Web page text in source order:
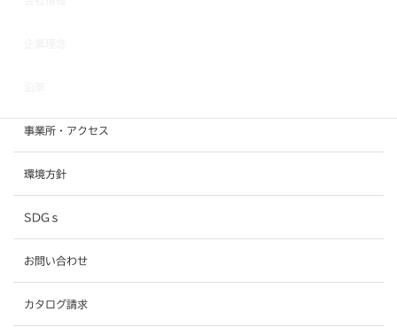
事業所・アクセス
環境方針
SDGｓ
お問い合わせ
カタログ請求